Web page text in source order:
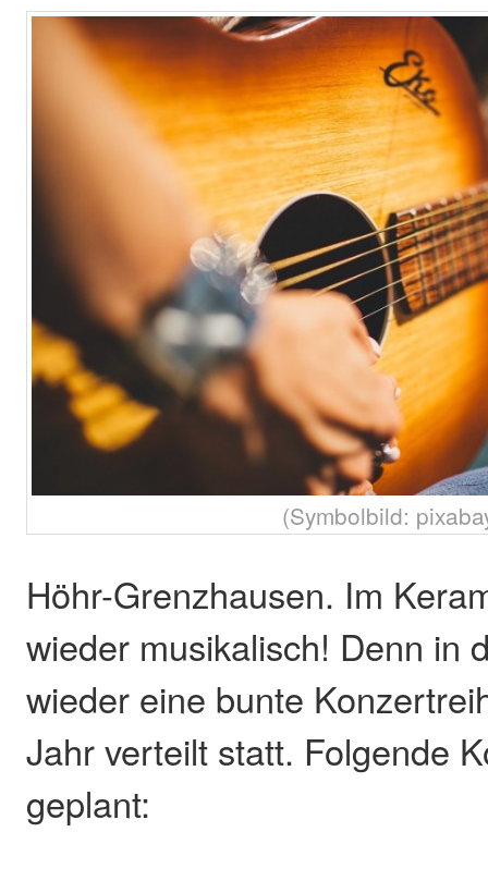
(Symbolbild:
Höhr-Grenzhausen. Im
wieder musikalisch! Denn in
wieder eine bunte
Jahr verteilt statt. Folgende
geplant: